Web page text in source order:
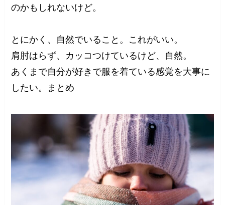
のかもしれないけど。
とにかく、自然でいること。これがいい。
肩肘はらず、カッコつけているけど、自然。
あくまで自分が好きで服を着ている感覚を大事に
したい。まとめ